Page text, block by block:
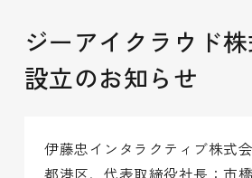
ジーアイクラウド
設立のお知らせ
伊藤忠インタラクティブ株式
都港区、代表取締役社長：市